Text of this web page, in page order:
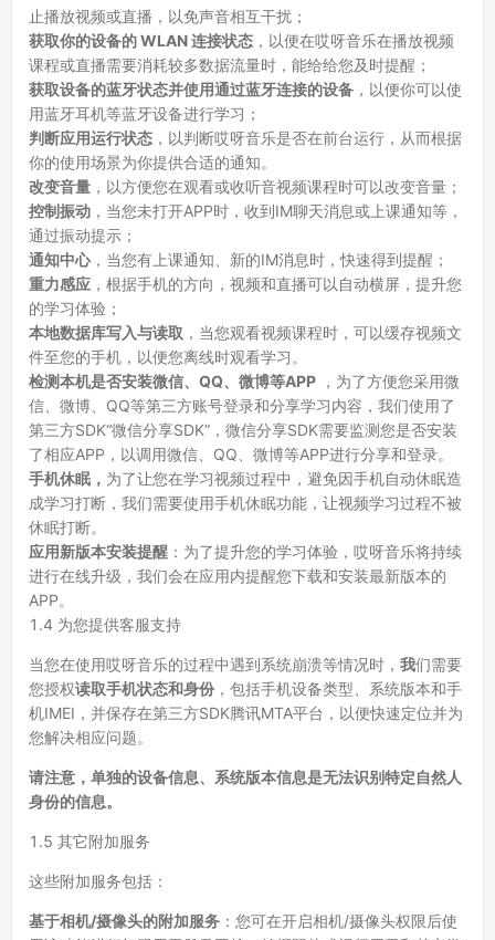
止播放视频或直播，以免声音相互干扰；
获取你的设备的 WLAN 连接状态 ，以便在哎呀音乐在播放视频
课程或直播需要消耗较多数据流量时，能给给您及时提醒；
获取设备的蓝牙状态并使用通过蓝牙连接的设备 ，以便你可以使
用蓝牙耳机等蓝牙设备进行学习；
判断应用运行状态 ，以判断哎呀音乐是否在前台运行，从而根据
你的使用场景为你提供合适的通知。
改变音量 ，以方便您在观看或收听音视频课程时可以改变音量；
控制振动 ，当您未打开APP时，收到IM聊天消息或上课通知等，
通过振动提示；
通知中心，当您有上课通知、新的IM消息时，快速得到提醒；
重力感应 ，根据手机的方向，视频和直播可以自动横屏，提升您
的学习体验；
本地数据库写入与读取 ，当您观看视频课程时，可以缓存视频文
件至您的手机，以便您离线时观看学习。
检测本机是否安装微信、QQ、微博等APP ，为了方便您采用微
信、微博、QQ等第三方账号登录和分享学习内容，我们使用了
第三方SDK“微信分享SDK”，微信分享SDK需要监测您是否安装
了相应APP，以调用微信、QQ、微博等APP进行分享和登录。
手机休眠， 为了让您在学习视频过程中，避免因手机自动休眠造
成学习打断，我们需要使用手机休眠功能，让视频学习过程不被
休眠打断。
应用新版本安装提醒 ：为了提升您的学习体验，哎呀音乐将持续
进行在线升级，我们会在应用内提醒您下载和安装最新版本的
APP。
1.4 为您提供客服支持
当您在使用哎呀音乐的过程中遇到系统崩溃等情况时， 我们需要
您授权读取手机状态和身份 ，包括手机设备类型、系统版本和手
机IMEI，并保存在第三方SDK腾讯MTA平台，以便快速定位并为
您解决相应问题。
请注意，单独的设备信息、系统版本信息是无法识别特定自然人
身份的信息。
1.5 其它附加服务
这些附加服务包括：
基于相机/摄像头的附加服务 ：您可在开启相机/摄像头权限后使